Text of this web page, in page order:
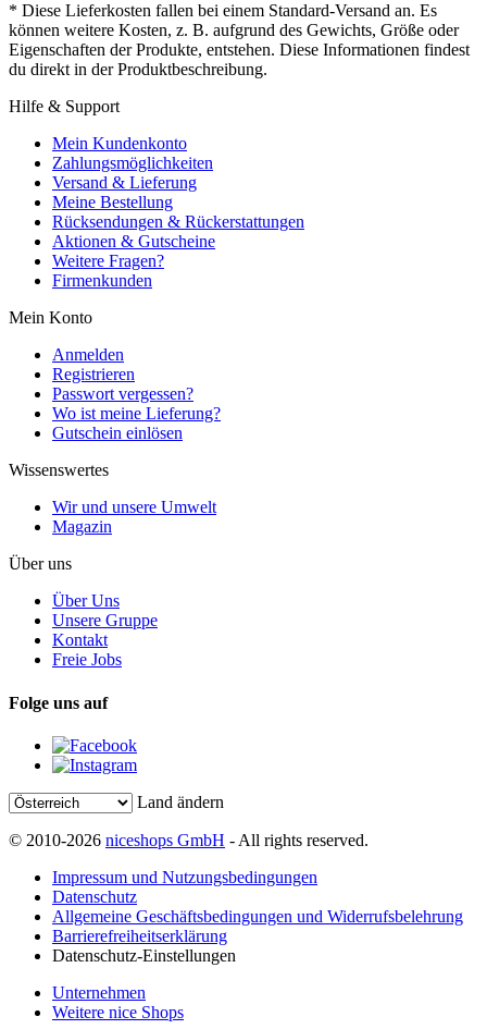
* Diese Lieferkosten fallen bei einem Standard-Versand an. Es
können weitere Kosten, z. B. aufgrund des Gewichts, Größe oder
Eigenschaften der Produkte, entstehen. Diese Informationen findest
du direkt in der Produktbeschreibung.
Hilfe & Support
Mein Kundenkonto
Zahlungsmöglichkeiten
Versand & Lieferung
Meine Bestellung
Rücksendungen & Rückerstattungen
Aktionen & Gutscheine
Weitere Fragen?
Firmenkunden
Mein Konto
Anmelden
Registrieren
Passwort vergessen?
Wo ist meine Lieferung?
Gutschein einlösen
Wissenswertes
Wir und unsere Umwelt
Magazin
Über uns
Über Uns
Unsere Gruppe
Kontakt
Freie Jobs
Folge uns auf
Land ändern
© 2010-2026 niceshops GmbH - All rights reserved.
Impressum und Nutzungsbedingungen
Datenschutz
Allgemeine Geschäftsbedingungen und Widerrufsbelehrung
Barrierefreiheitserklärung
Datenschutz-Einstellungen
Unternehmen
Weitere nice Shops